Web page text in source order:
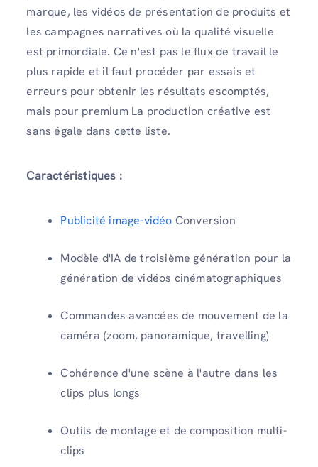
marque, les vidéos de présentation de produits et
les campagnes narratives où la qualité visuelle
est primordiale. Ce n'est pas le flux de travail le
plus rapide et il faut procéder par essais et
erreurs pour obtenir les résultats escomptés,
mais pour premium La production créative est
sans égale dans cette liste.
Caractéristiques :
Publicité image-vidéo Conversion
Modèle d'IA de troisième génération pour la
génération de vidéos cinématographiques
Commandes avancées de mouvement de la
caméra (zoom, panoramique, travelling)
Cohérence d'une scène à l'autre dans les
clips plus longs
Outils de montage et de composition multi-
clips